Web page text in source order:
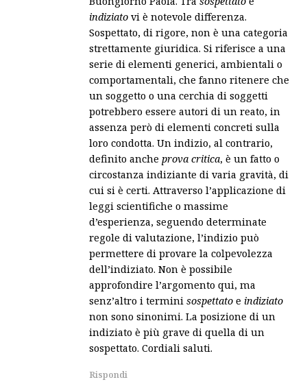
indiziato vi è notevole differenza.
Sospettato, di rigore, non è una categoria
strettamente giuridica. Si riferisce a una
serie di elementi generici, ambientali o
comportamentali, che fanno ritenere che
un soggetto o una cerchia di soggetti
potrebbero essere autori di un reato, in
assenza però di elementi concreti sulla
loro condotta. Un indizio, al contrario,
definito anche prova critica, è un fatto o
circostanza indiziante di varia gravità, di
cui si è certi. Attraverso l’applicazione di
leggi scientifiche o massime
d’esperienza, seguendo determinate
regole di valutazione, l’indizio può
permettere di provare la colpevolezza
dell’indiziato. Non è possibile
approfondire l’argomento qui, ma
senz’altro i termini sospettato e indiziato
non sono sinonimi. La posizione di un
indiziato è più grave di quella di un
sospettato. Cordiali saluti.
Rispondi